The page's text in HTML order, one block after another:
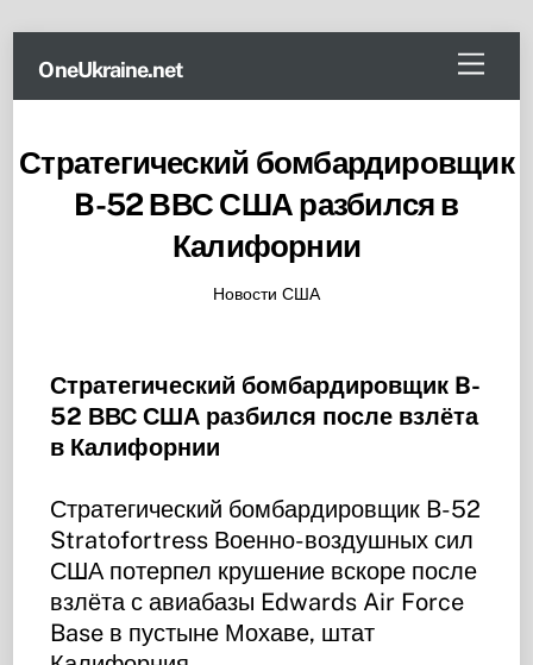
content
Menu
OneUkraine.net
Стратегический бомбардировщик
B-52 ВВС США разбился в
Калифорнии
Новости США
Стратегический бомбардировщик B-
52 ВВС США разбился после взлёта
в Калифорнии
Стратегический бомбардировщик B-52
Stratofortress Военно-воздушных сил
США потерпел крушение вскоре после
взлёта с авиабазы Edwards Air Force
Base в пустыне Мохаве, штат